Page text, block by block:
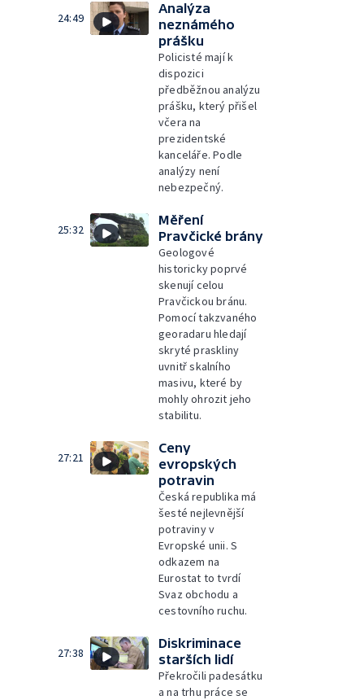
24:49
Analýza
neznámého
prášku
Policisté mají k
dispozici
předběžnou analýzu
prášku, který přišel
včera na
prezidentské
kanceláře. Podle
analýzy není
nebezpečný.
25:32
Měření
Pravčické brány
Geologové
historicky poprvé
skenují celou
Pravčickou bránu.
Pomocí takzvaného
georadaru hledají
skryté praskliny
uvnitř skalního
masivu, které by
mohly ohrozit jeho
stabilitu.
27:21
Ceny
evropských
potravin
Česká republika má
šesté nejlevnější
potraviny v
Evropské unii. S
odkazem na
Eurostat to tvrdí
Svaz obchodu a
cestovního ruchu.
27:38
Diskriminace
starších lidí
Překročili padesátku
a na trhu práce se